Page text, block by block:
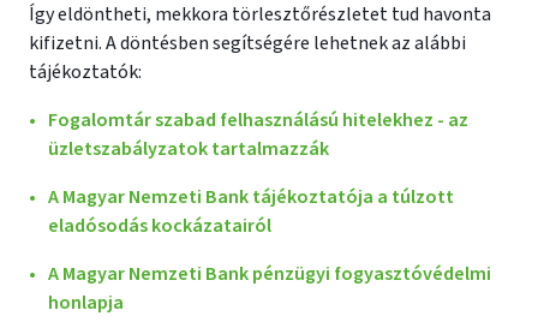
Így eldöntheti, mekkora törlesztőrészletet tud havonta
kifizetni. A döntésben segítségére lehetnek az alábbi
tájékoztatók:
Fogalomtár szabad felhasználású hitelekhez - az
üzletszabályzatok tartalmazzák
A Magyar Nemzeti Bank tájékoztatója a túlzott
eladósodás kockázatairól
A Magyar Nemzeti Bank pénzügyi fogyasztóvédelmi
honlapja